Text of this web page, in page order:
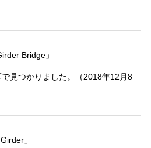
Bridge」
見つかりました。（2018年12月8
」